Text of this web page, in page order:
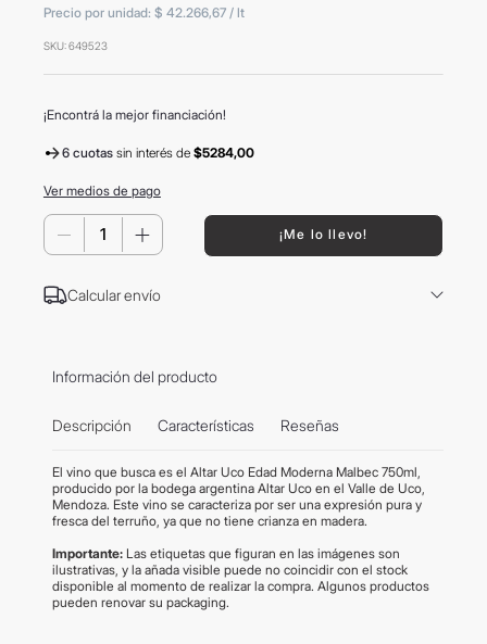
Precio por unidad: $ 42.266,67/ lt
SKU:649523
¡Encontrá la mejor financiación!
6 cuotas sin interésde $5284,00
Ver medios de pago
＋
－ ¡Me lo llevo!
Calcular envío
Información del producto
Descripción Características Reseñas
El vino que busca es el Altar Uco Edad Moderna Malbec 750ml,
producido por la bodega argentina Altar Uco en el Valle de Uco,
Mendoza. Este vino se caracteriza por ser una expresión pura y
fresca del terruño, ya que no tiene crianza en madera.
Importante: Las etiquetas que figuran en las imágenes son
ilustrativas, y la añada visible puede no coincidir con el stock
disponible al momento de realizar la compra. Algunos productos
pueden renovar su packaging.
8. mochila
9. carolina herrera